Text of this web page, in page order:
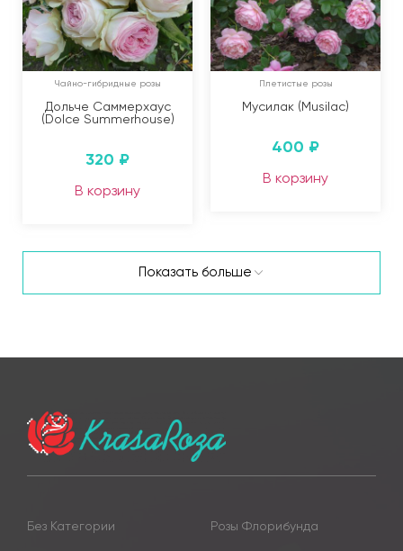
Чайно-гибридные розы
Дольче Саммерхаус
(Dolce Summerhouse)
320 ₽
В корзину
Плетистые розы
Мусилак (Musilac)
400 ₽
В корзину
Показать больше
Без Категории Розы Флорибунда